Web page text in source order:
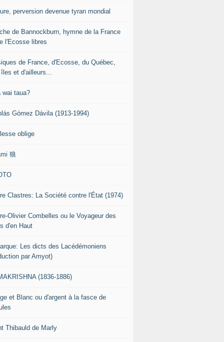
perversion devenue tyran mondial
de Bannockburn, hymne de la France
l'Ecosse libres
de France, d'Ecosse, du Québec,
et d'ailleurs...
wai taua?
Gómez Dávila (1913-1994)
oblige
狼
Clastres: La Société contre l'État (1974)
Olivier Combelles ou le Voyageur des
d'en Haut
Les dicts des Lacédémoniens
par Amyot)
(1836-1886)
et Blanc ou d'argent à la fasce de
Thibauld de Marly